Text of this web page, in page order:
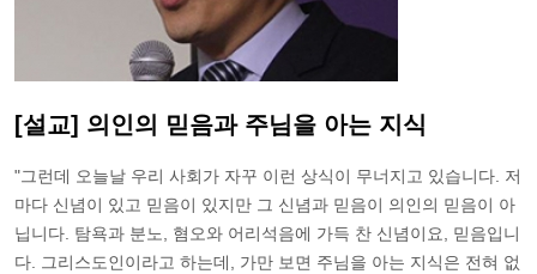
[설교] 의인의 믿음과 주님을 아는 지식
"그런데 오늘날 우리 사회가 자꾸 이런 상식이 무너지고 있습니다. 저
마다 신념이 있고 믿음이 있지만 그 신념과 믿음이 의인의 믿음이 아
닙니다. 탐욕과 분노, 혐오와 어리석음에 가득 찬 신념이요, 믿음입니
다. 그리스도인이라고 하는데, 가만 보면 주님을 아는 지식은 전혀 없